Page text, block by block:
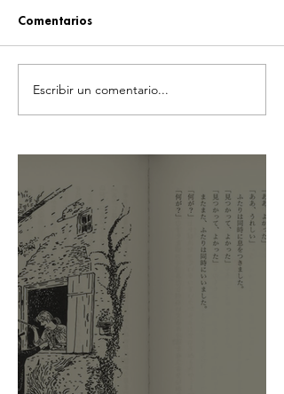
DPR IAN: LA
IMPORTANCIA DE LA
Comentarios
Escribir un comentario...